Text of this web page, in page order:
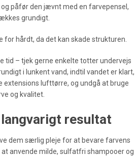
påfør den jævnt med en farvepensel,
grundigt.
hårdt, da det kan skade strukturen.
tid – tjek gerne enkelte totter undervejs
i lunkent vand, indtil vandet er klart,
extensions lufttørre, og undgå at bruge
og kvalitet.
resultat
dem særlig pleje for at bevare farvens
anvende milde, sulfatfri shampooer og